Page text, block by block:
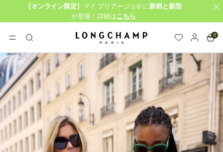
【 オンライン限定 】マイ プリアージュ® に 新柄と新型
が登場！詳細はこちら
メニュー
検
索
ロンシャン - ホーム
0